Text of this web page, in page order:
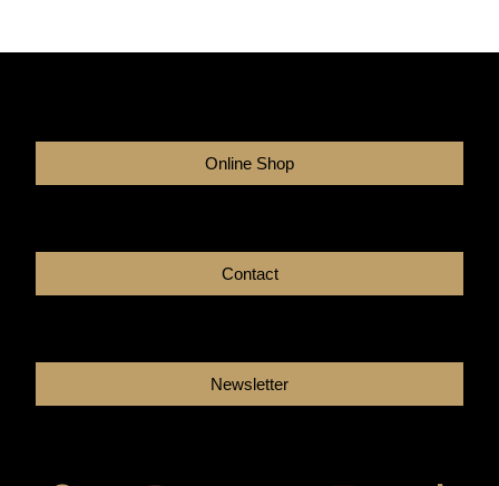
Online Shop
Contact
Newsletter